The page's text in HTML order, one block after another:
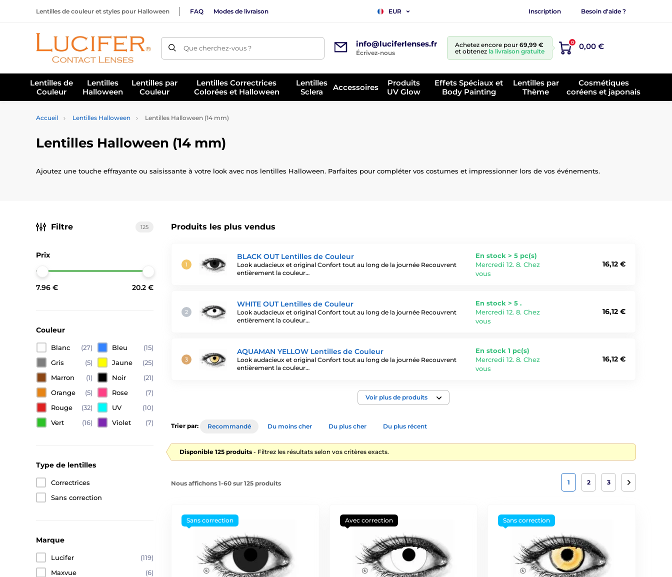
Lentilles de couleur et styles pour Halloween FAQ Modes de livraison EUR Inscription Besoin d'aide ?
Que cherchez-vous ? info@luciferlenses.fr
Écrivez-nous
Achetez encore pour 69,99 €
et obtenez la livraison gratuite
0 0,00 €
Lentilles de
Couleur
Lentilles
Halloween
Lentilles par
Couleur
Lentilles Correctrices
Colorées et Halloween
Lentilles
Sclera
Accessoires
Produits
UV Glow
Effets Spéciaux et
Body Painting
Lentilles par
Thème
Cosmétiques
coréens et japonais
Accueil Lentilles Halloween Lentilles Halloween (14 mm)
Lentilles Halloween (14 mm)
Ajoutez une touche effrayante ou saisissante à votre look avec nos lentilles Halloween. Parfaites pour compléter vos costumes et impressionner lors de vos événements.
Produits les plus vendus
BLACK OUT Lentilles de Couleur
Look audacieux et original Confort tout au long de la journée Recouvrent
entièrement la couleur…
En stock > 5 pc(s)
Mercredi 12. 8. Chez
vous
16,12 €
WHITE OUT Lentilles de Couleur
Look audacieux et original Confort tout au long de la journée Recouvrent
entièrement la couleur…
En stock > 5 .
Mercredi 12. 8. Chez
vous
16,12 €
AQUAMAN YELLOW Lentilles de Couleur
Look audacieux et original Confort tout au long de la journée Recouvrent
entièrement la couleur…
En stock 1 pc(s)
Mercredi 12. 8. Chez
vous
16,12 €
Voir plus de produits
Filtre 125
Prix
7.96 € 20.2 €
Couleur
Blanc (27) Bleu
(15)
Gris
(5) Jaune
(25)
Marron
(1) Noir
(21)
Orange
(5) Rose
(7)
Rouge
(32) UV
(10)
Vert
(16) Violet (7)
Type de lentilles
Correctrices
Sans correction
Marque
Lucifer
(119)
Maxvue
(6)
Trier par: Recommandé Du moins cher Du plus cher Du plus récent
Disponible 125 produits - Filtrez les résultats selon vos critères exacts.
Nous affichons 1-60 sur 125 produits 1 2 3
Sans correction Avec correction Sans correction